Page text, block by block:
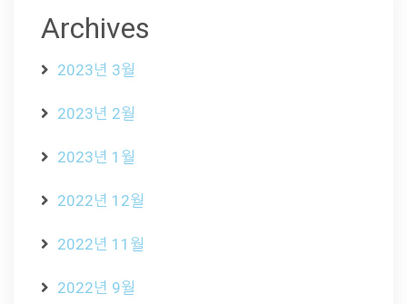
Archives
2023년 3월
2023년 2월
2023년 1월
2022년 12월
2022년 11월
2022년 9월